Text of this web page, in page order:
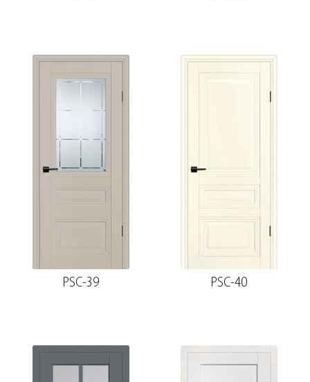
PSC-39 PSC-40